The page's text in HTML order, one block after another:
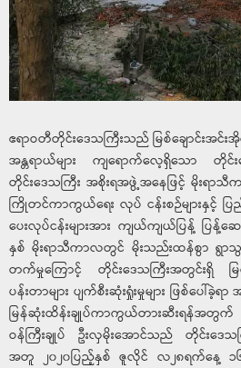
ဧရာဝတီတိုင်းဒေသကြီးသည် မြစ်ချောင်းအင်းအို
အန္တရာယ်များ ကျရောက်လေ့ရှိသော တို
တိုင်းဒေသကြီး အစိုးရအဖွဲ့အနေဖြင့် မိုးရ
ကြိုတင်ကာကွယ်ရေး လုပ် ငန်းစဉ်များနှင့် ပ
ပေးလုပ်ငန်းများအား ကျယ်ကျယ်ပြန့် ပြ
နှစ် မိုးရာသီကာလတွင် မိုးသည်းထန်စွာ ရွာသွန်
တက်မှုကြောင့် တိုင်းဒေသကြီးအတွင်းရှိ မြ
ပန်းတာများ ပျက်စီးဆုံးရှုံးမှုများ ဖြစ်ပေါ်ခဲ့ရ
မြန်ဆုံးထိန်းချုပ်ကာကွယ်တားဆီးရန်အ
ဝန်ကြီးချုပ် ဦးလှမိုးအောင်သည် တိုင်းဒေသက
အတူ ၂၀၂၀ပြည့်နှစ် ဇူလိုင် လ၂၈ရက်နေ့ ၁